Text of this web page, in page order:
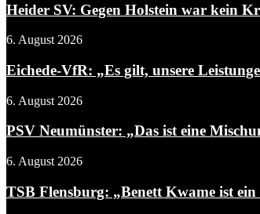
Heider SV: Gegen Holstein war kein
6. August 2026
Eichede-VfR: „Es gilt, unsere
6. August 2026
PSV Neumünster: „Das ist eine
6. August 2026
TSB Flensburg: „Benett Kwame ist ein